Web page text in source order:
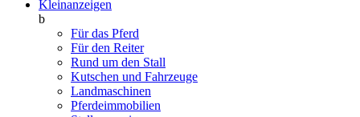
Kleinanzeigen
b
Für das Pferd
Für den Reiter
Rund um den Stall
Kutschen und Fahrzeuge
Landmaschinen
Pferdeimmobilien